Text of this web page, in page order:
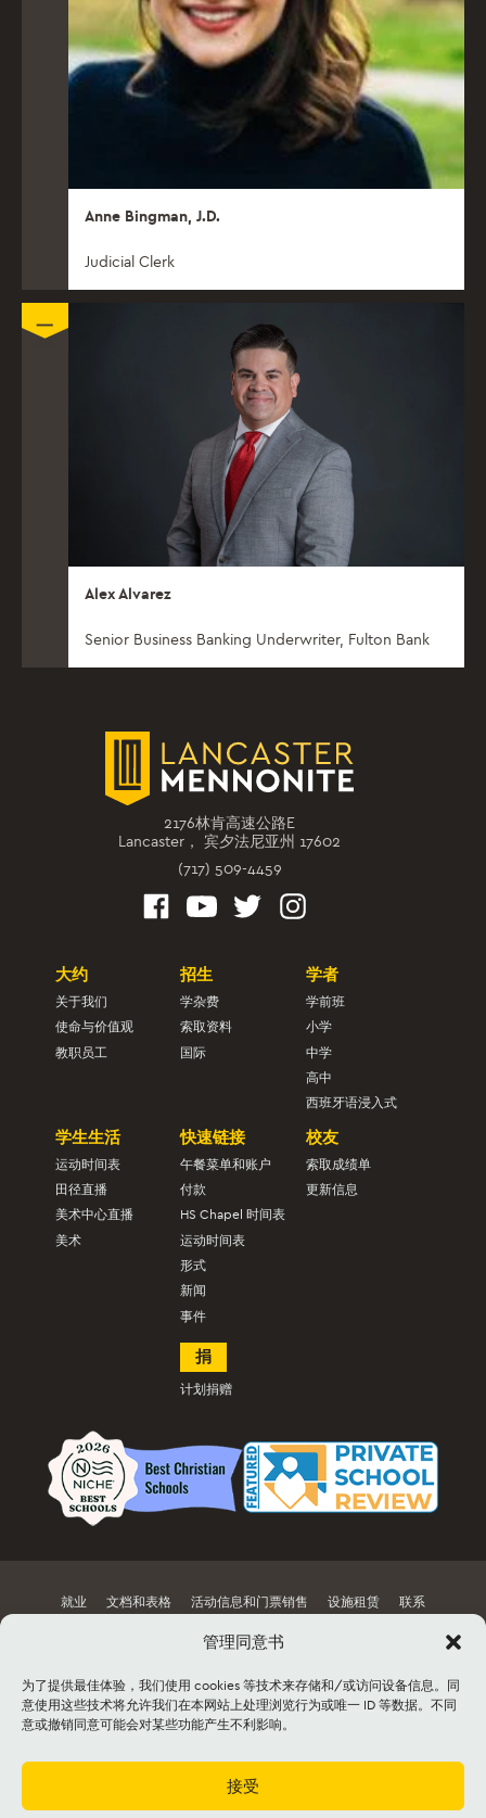
管理同意书
为了提供最佳体验，我们使用 cookies 等技术来存储和/或访问设备信息。同
意使用这些技术将允许我们在本网站上处理浏览行为或唯一 ID 等数据。不同
意或撤销同意可能会对某些功能产生不利影响。
接受
Anne Bingman, J.D.
Judicial Clerk
Alex Alvarez
Senior Business Banking Underwriter, Fulton Bank
2176林肯高速公路E
Lancaster， 宾夕法尼亚州 17602
(717) 509-4459
大约
关于我们
使命与价值观
教职员工
招生
学杂费
索取资料
国际
学者
学前班
小学
中学
高中
西班牙语浸入式
学生生活
运动时间表
田径直播
美术中心直播
美术
快速链接
午餐菜单和账户
付款
HS Chapel 时间表
运动时间表
形式
新闻
事件
校友
索取成绩单
更新信息
捐
计划捐赠
就业 文档和表格 活动信息和门票销售 设施租赁 联系
网站地图
©2026 Lancaster Mennonite. All rights
reserved. |Privacy Policy|Cookie Policy
|
Social Media Policy|Title IX|
the GooglePrivacy PolicyandTerms of
Serviceapply.